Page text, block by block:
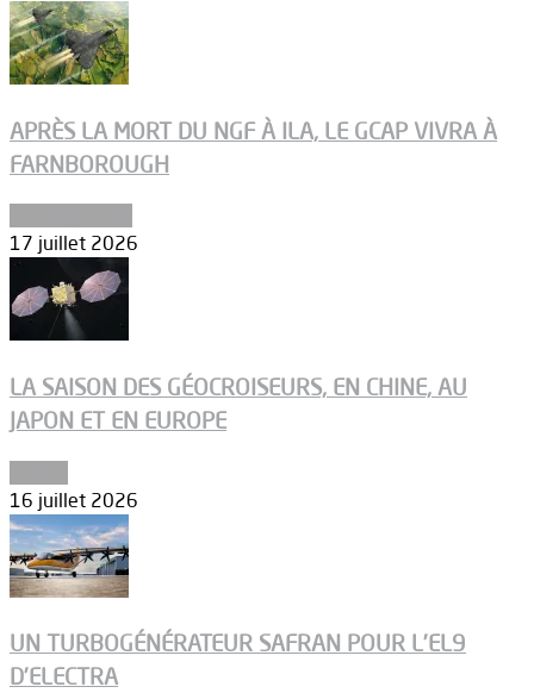
APRÈS LA MORT DU NGF À ILA, LE GCAP VIVRA À
FARNBOROUGH
17 juillet 2026
LA SAISON DES GÉOCROISEURS, EN CHINE, AU
JAPON ET EN EUROPE
16 juillet 2026
UN TURBOGÉNÉRATEUR SAFRAN POUR L’EL9
D’ELECTRA